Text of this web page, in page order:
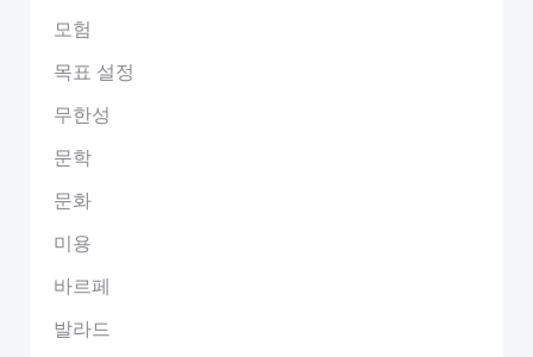
모험
목표 설정
무한성
문학
문화
미용
바르페
발라드